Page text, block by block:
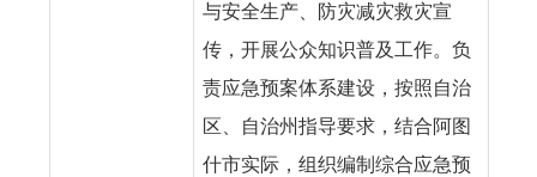
与安全生产、防灾减灾救灾宣
传，开展公众知识普及工作。负
责应急预案体系建设，按照自治
区、自治州指导要求，结合阿图
什市实际，组织编制综合应急预